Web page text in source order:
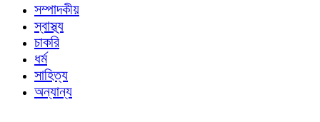
সম্পাদকীয়
স্বাস্থ্য
চাকরি
ধর্ম
সাহিত্য
অন্যান্য